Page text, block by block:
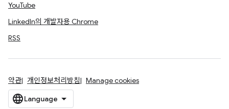
YouTube
LinkedIn의 개발자용 Chrome
RSS
약관 개인정보처리방침 Manage cookies